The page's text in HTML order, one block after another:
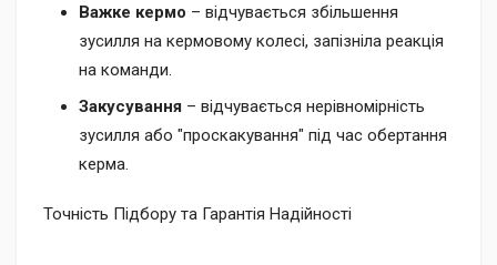
Важке кермо – відчувається збільшення
зусилля на кермовому колесі, запізніла реакція
на команди.
Закусування – відчувається нерівномірність
зусилля або "проскакування" під час обертання
керма.
Точність Підбору та Гарантія Надійності